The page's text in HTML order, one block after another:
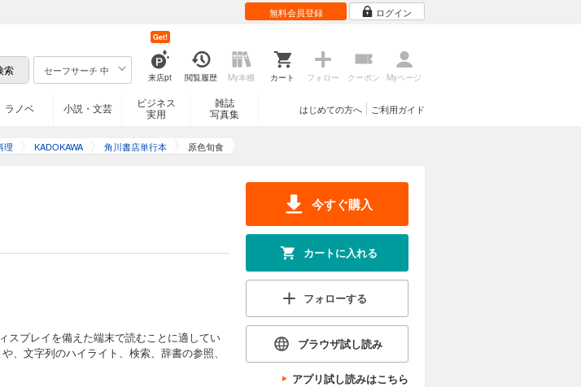
無料会員登録 ログイン
セーフサーチ 中
来店pt
Get!
閲覧履歴 My本棚 カート フォロー クーポン Myページ
ラノベ 小説・文芸
ビジネス
実用
雑誌
写真集
ご利用ガイド
はじめての方へ
理 KADOKAWA 角川書店単行本 原色旬食
スプレイを備えた端末で読むことに適してい
、文字列のハイライト、検索、辞書の参照、
今すぐ購入
カートに入れる
フォローする
ブラウザ試し読み
アプリ試し読みはこちら